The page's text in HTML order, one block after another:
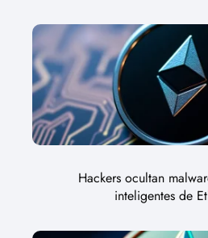
Hackers ocultan
inteligentes de